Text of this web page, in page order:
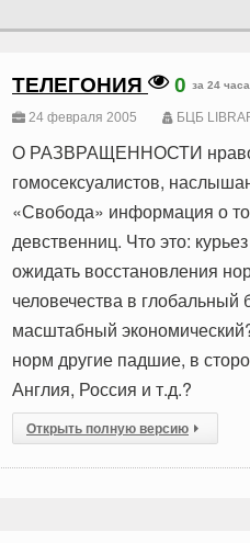
ТЕЛЕГОНИЯ 0 за 24 часа
24 февраля 2005 БЦБ
О РАЗВРАЩЕННОСТИ
гомосексуалистов,
«Свобода» информация о
девственниц. Что это:
ожидать восстановления
человечества в
масштабный
норм другие падшие, в
Англия, Россия и т.д.?
Открыть полную версию